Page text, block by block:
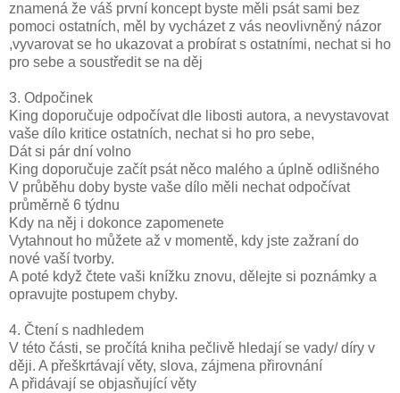
znamená že váš první koncept byste měli psát sami bez
pomoci ostatních, měl by vycházet z vás neovlivněný názor
,vyvarovat se ho ukazovat a probírat s ostatními, nechat si ho
pro sebe a soustředit se na děj
3. Odpočinek
King doporučuje odpočívat dle libosti autora, a nevystavovat
vaše dílo kritice ostatních, nechat si ho pro sebe,
Dát si pár dní volno
King doporučuje začít psát něco malého a úplně odlišného
V průběhu doby byste vaše dílo měli nechat odpočívat
průměrně 6 týdnu
Kdy na něj i dokonce zapomenete
Vytahnout ho můžete až v momentě, kdy jste zažraní do
nové vaší tvorby.
A poté když čtete vaši knížku znovu, dělejte si poznámky a
opravujte postupem chyby.
4. Čtení s nadhledem
V této části, se pročítá kniha pečlivě hledají se vady/ díry v
ději. A přeškrtávají věty, slova, zájmena přirovnání
A přidávají se objasňující věty